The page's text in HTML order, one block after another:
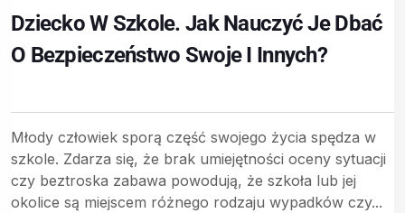
Dziecko W Szkole. Jak Nauczyć Je Dbać
O Bezpieczeństwo Swoje I Innych?
Młody człowiek sporą część swojego życia spędza w
szkole. Zdarza się, że brak umiejętności oceny sytuacji
czy beztroska zabawa powodują, że szkoła lub jej
okolice są miejscem różnego rodzaju wypadków czy...